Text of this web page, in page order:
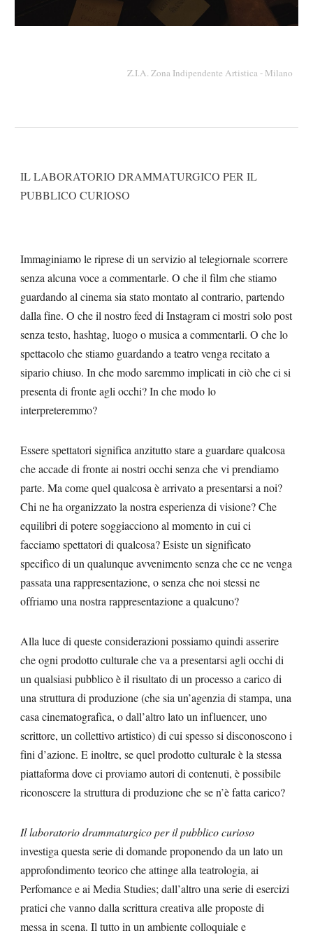
Z.I.A. Zona Indipendente Artistica - Milano
IL LABORATORIO DRAMMATURGICO PER IL
PUBBLICO CURIOSO
Immaginiamo le riprese di un servizio al telegiornale scorrere
senza alcuna voce a commentarle. O che il film che stiamo
guardando al cinema sia stato montato al contrario, partendo
dalla fine. O che il nostro feed di Instagram ci mostri solo post
senza testo, hashtag, luogo o musica a commentarli. O che lo
spettacolo che stiamo guardando a teatro venga recitato a
sipario chiuso. In che modo saremmo implicati in ciò che ci si
presenta di fronte agli occhi? In che modo lo
interpreteremmo?
Essere spettatori significa anzitutto stare a guardare qualcosa
che accade di fronte ai nostri occhi senza che vi prendiamo
parte. Ma come quel qualcosa è arrivato a presentarsi a noi?
Chi ne ha organizzato la nostra esperienza di visione? Che
equilibri di potere soggiacciono al momento in cui ci
facciamo spettatori di qualcosa? Esiste un significato
specifico di un qualunque avvenimento senza che ce ne venga
passata una rappresentazione, o senza che noi stessi ne
offriamo una nostra rappresentazione a qualcuno?
Alla luce di queste considerazioni possiamo quindi asserire
che ogni prodotto culturale che va a presentarsi agli occhi di
un qualsiasi pubblico è il risultato di un processo a carico di
una struttura di produzione (che sia un’agenzia di stampa, una
casa cinematografica, o dall’altro lato un influencer, uno
scrittore, un collettivo artistico) di cui spesso si disconoscono i
fini d’azione. E inoltre, se quel prodotto culturale è la stessa
piattaforma dove ci proviamo autori di contenuti, è possibile
riconoscere la struttura di produzione che se n’è fatta carico?
Il laboratorio drammaturgico per il pubblico curioso
investiga questa serie di domande proponendo da un lato un
approfondimento teorico che attinge alla teatrologia, ai
Perfomance e ai Media Studies; dall’altro una serie di esercizi
pratici che vanno dalla scrittura creativa alle proposte di
messa in scena. Il tutto in un ambiente colloquiale e